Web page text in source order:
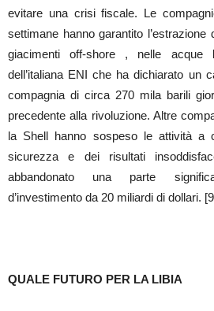
evitare una crisi fiscale. Le
settimane hanno garantito
giacimenti off-shore , nelle acque
dell’italiana ENI che ha dichiarato un
compagnia di circa 270 mila barili
precedente alla rivoluzione. Altre
la Shell hanno sospeso le attività a
sicurezza e dei risultati
abbandonato una parte
d’investimento da 20 miliardi di dollari.
QUALE FUTURO PER LA LIBIA